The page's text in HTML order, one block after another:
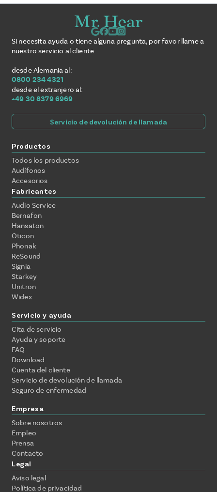
Si necesita ayuda o tiene alguna pregunta, por favor llame a
nuestro servicio al cliente.
desde Alemania al:
0800 234 4321
desde el extranjero al:
+49 30 8379 6969
Servicio de devolución de llamada
Productos
Todos los productos
Audífonos
Accesorios
Fabricantes
Audio Service
Bernafon
Hansaton
Oticon
Phonak
ReSound
Signia
Starkey
Unitron
Widex
Servicio y ayuda
Cita de servicio
Ayuda y soporte
FAQ
Download
Cuenta del cliente
Servicio de devolución de llamada
Seguro de enfermedad
Empresa
Sobre nosotros
Empleo
Prensa
Contacto
Legal
Aviso legal
Política de privacidad